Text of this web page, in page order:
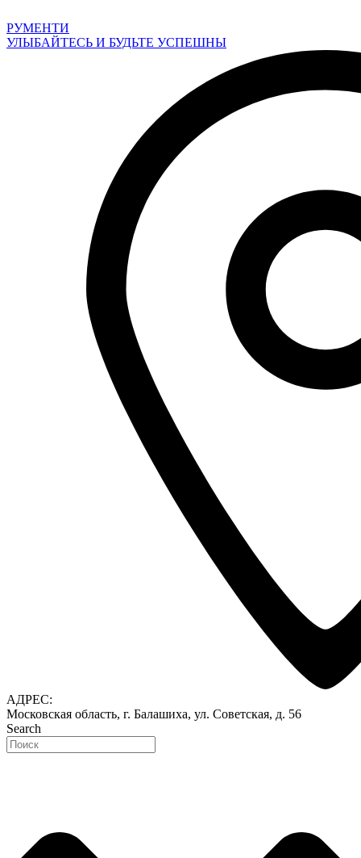
к
содержимому
РУМЕНТИ
УЛЫБАЙТЕСЬ И БУДЬТЕ УСПЕШНЫ
АДРЕС:
Московская область, г. Балашиха, ул. Советская, д. 56
Search